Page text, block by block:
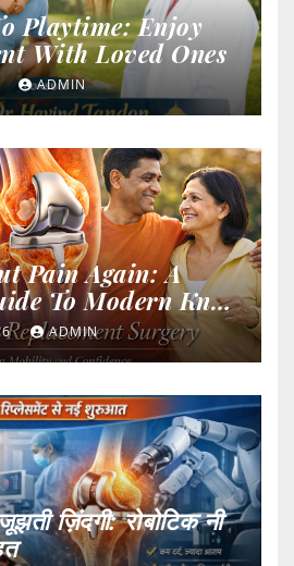
Playtime: Enjoy
With Loved Ones
ADMIN
Pain Again: A
To Modern Knee
ADMIN
ज़िंदगी: रोबोटिक नी